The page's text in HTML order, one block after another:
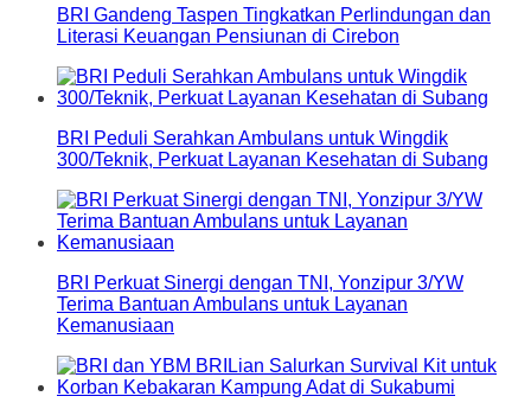
BRI Gandeng Taspen Tingkatkan Perlindungan dan
Literasi Keuangan Pensiunan di Cirebon
BRI Peduli Serahkan Ambulans untuk Wingdik
300/Teknik, Perkuat Layanan Kesehatan di Subang
BRI Perkuat Sinergi dengan TNI, Yonzipur 3/YW
Terima Bantuan Ambulans untuk Layanan
Kemanusiaan